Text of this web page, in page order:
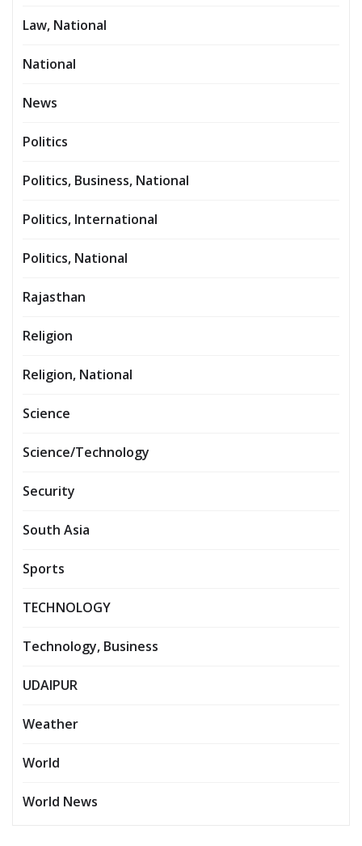
Law, National
National
News
Politics
Politics, Business, National
Politics, International
Politics, National
Rajasthan
Religion
Religion, National
Science
Science/Technology
Security
South Asia
Sports
TECHNOLOGY
Technology, Business
UDAIPUR
Weather
World
World News